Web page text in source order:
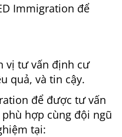
Immigration để
vị tư vấn định cư
quả, và tin cậy.
để được tư vấn
hợp cùng đội ngũ
tại: